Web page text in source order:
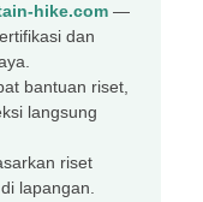
hike.com —
dan
bantuan riset,
langsung
riset
lapangan.